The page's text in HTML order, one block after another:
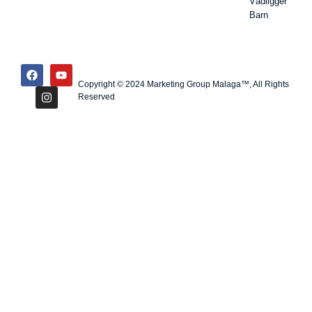
Barn
Copyright © 2024 Marketing Group Malaga™, All Rights
Reserved